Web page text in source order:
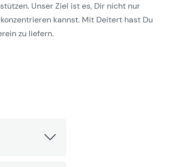
Unser Ziel ist es, Dir nicht nur
kannst. Mit Deitert hast Du
zu liefern.